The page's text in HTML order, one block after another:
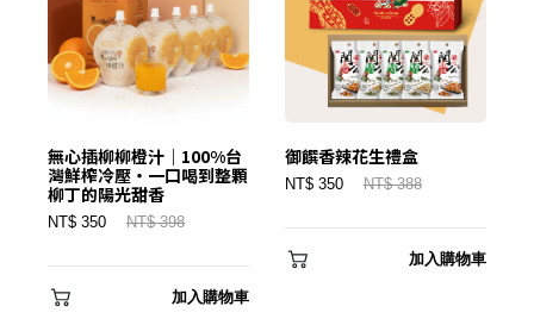
登 入
無心插柳柳橙汁｜100%台
灣鮮榨冷壓・一口喝到整顆
柳丁的陽光甜香
NT$ 350 NT$ 398
加入購物車
御饌香辣花生禮盒
NT$ 350 NT$ 388
加入購物車